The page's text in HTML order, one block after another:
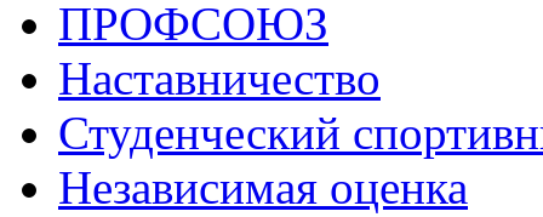
ПРОФСОЮЗ
Наставничество
Студенческий
Независимая оценка